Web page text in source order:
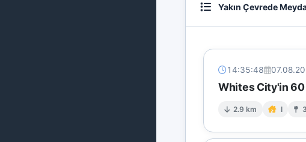
Yakın Çevrede
14:35:48
Whites City'in
2.9 km I